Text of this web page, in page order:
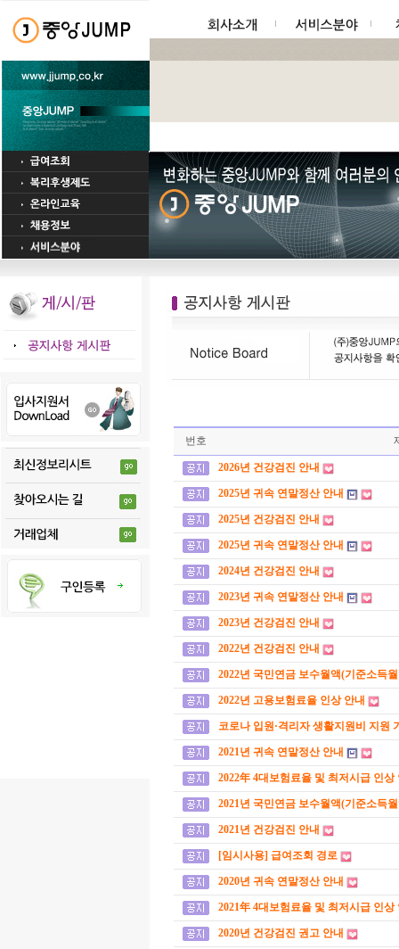
번호
2026년 건강검진 안내
2025년 귀속 연말정산 안내
2025년 건강검진 안내
2025년 귀속 연말정산 안내
2024년 건강검진 안내
2023년 귀속 연말정산 안내
2023년 건강검진 안내
2022년 건강검진 안내
2022년 국민연금 보수월액(기준소득
2022년 고용보험료율 인상 안내
코로나 입원·격리자 생활지원비 지원
2021년 귀속 연말정산 안내
2022年 4대보험료율 및 최저시급 인상
2021년 국민연금 보수월액(기준소득
2021년 건강검진 안내
[임시사용] 급여조회 경로
2020년 귀속 연말정산 안내
2021年 4대보험료율 및 최저시급 인상
2020년 건강검진 권고 안내